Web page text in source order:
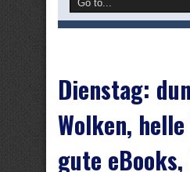
Dienstag:
Wolken,
gute